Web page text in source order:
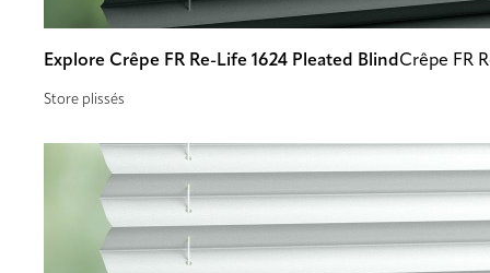
Explore Crêpe FR Re-Life 1624 Pleated Blind Crêpe FR
Store plissés